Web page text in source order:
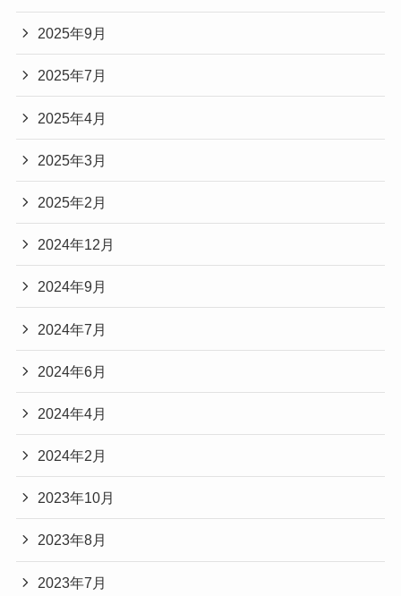
2025年9月
2025年7月
2025年4月
2025年3月
2025年2月
2024年12月
2024年9月
2024年7月
2024年6月
2024年4月
2024年2月
2023年10月
2023年8月
2023年7月